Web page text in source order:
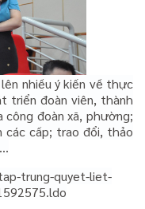
nhiều ý kiến về thực
triển đoàn viên, thành
đoàn xã, phường;
cấp; trao đổi, thảo
trung-quyet-liet-